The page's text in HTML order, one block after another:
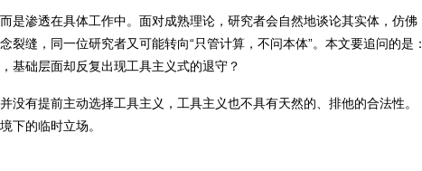
是渗透在具体工作中。面对成熟理论，研究者会自然地谈论其实体，仿佛
裂缝，同一位研究者又可能转向“只管计算，不问本体”。本文要追问的是：
基础层面却反复出现工具主义式的退守？
没有提前主动选择工具主义，工具主义也不具有天然的、排他的合法性。
下的临时立场。